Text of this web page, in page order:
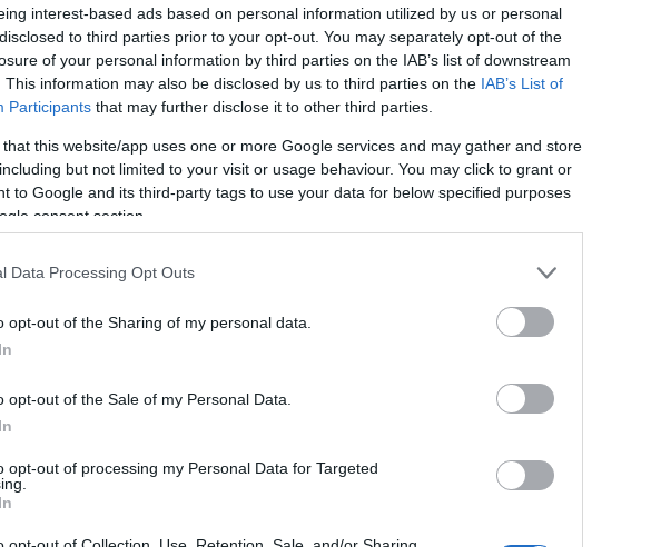
interest-based ads based on personal information utilized by us or personal
to third parties prior to your opt-out. You may separately opt-out of the
of your personal information by third parties on the IAB’s list of downstream
This information may also be disclosed by us to third parties on the IAB’s List of
Participants that may further disclose it to other third parties.
that this website/app uses one or more Google services and may gather and store
but not limited to your visit or usage behaviour. You may click to grant or
to Google and its third-party tags to use your data for below specified purposes
consent section.
Data Processing Opt Outs
opt-out of the Sharing of my personal data.
opt-out of the Sale of my Personal Data.
opt-out of processing my Personal Data for Targeted
Αυτά είναι τα 4 prints στα μαγιό που θα
βλέπεις σε κάθε παραλία φέτος!
– Το kitchen trick που κάθε foodie
Εβδομάδα που Ανακάτεψε την